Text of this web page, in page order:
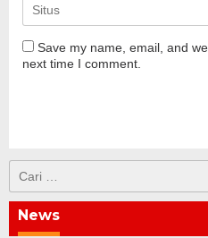
Save my name, email, and
next time I comment.
untuk:
News